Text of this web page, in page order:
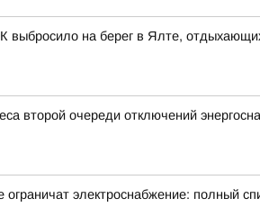
выбросило на берег в Ялте,
второй очереди отключений
ограничат электроснабжение: полный